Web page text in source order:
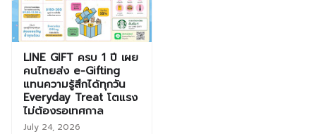
LINE GIFT ครบ 1 ปี เผย
คนไทยส่ง e-Gifting
แทนความรู้สึกได้ทุกวัน
Everyday Treat โตแรง
ไม่ต้องรอเทศกาล
July 24, 2026